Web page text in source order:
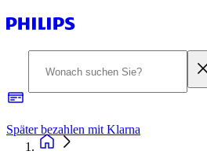
Später bezahlen mit Klarna